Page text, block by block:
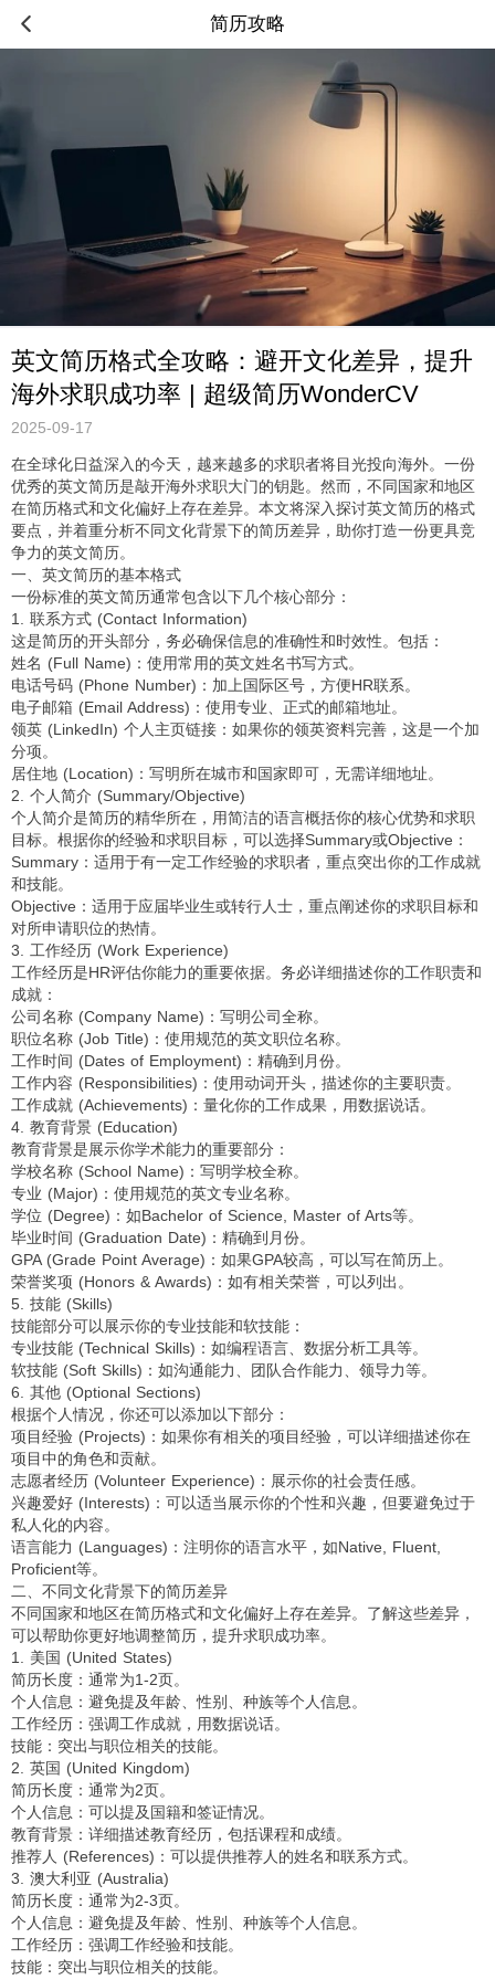
简历攻略
英文简历格式全攻略：避开文化差异，提升
海外求职成功率 | 超级简历WonderCV
2025-09-17
在全球化日益深入的今天，越来越多的求职者将目光投向海外。一份
优秀的英文简历是敲开海外求职大门的钥匙。然而，不同国家和地区
在简历格式和文化偏好上存在差异。本文将深入探讨英文简历的格式
要点，并着重分析不同文化背景下的简历差异，助你打造一份更具竞
争力的英文简历。
一、英文简历的基本格式
一份标准的英文简历通常包含以下几个核心部分：
1. 联系方式 (Contact Information)
这是简历的开头部分，务必确保信息的准确性和时效性。包括：
姓名 (Full Name)：使用常用的英文姓名书写方式。
电话号码 (Phone Number)：加上国际区号，方便HR联系。
电子邮箱 (Email Address)：使用专业、正式的邮箱地址。
领英 (LinkedIn) 个人主页链接：如果你的领英资料完善，这是一个加
分项。
居住地 (Location)：写明所在城市和国家即可，无需详细地址。
2. 个人简介 (Summary/Objective)
个人简介是简历的精华所在，用简洁的语言概括你的核心优势和求职
目标。根据你的经验和求职目标，可以选择Summary或Objective：
Summary：适用于有一定工作经验的求职者，重点突出你的工作成就
和技能。
Objective：适用于应届毕业生或转行人士，重点阐述你的求职目标和
对所申请职位的热情。
3. 工作经历 (Work Experience)
工作经历是HR评估你能力的重要依据。务必详细描述你的工作职责和
成就：
公司名称 (Company Name)：写明公司全称。
职位名称 (Job Title)：使用规范的英文职位名称。
工作时间 (Dates of Employment)：精确到月份。
工作内容 (Responsibilities)：使用动词开头，描述你的主要职责。
工作成就 (Achievements)：量化你的工作成果，用数据说话。
4. 教育背景 (Education)
教育背景是展示你学术能力的重要部分：
学校名称 (School Name)：写明学校全称。
专业 (Major)：使用规范的英文专业名称。
学位 (Degree)：如Bachelor of Science, Master of Arts等。
毕业时间 (Graduation Date)：精确到月份。
GPA (Grade Point Average)：如果GPA较高，可以写在简历上。
荣誉奖项 (Honors & Awards)：如有相关荣誉，可以列出。
5. 技能 (Skills)
技能部分可以展示你的专业技能和软技能：
专业技能 (Technical Skills)：如编程语言、数据分析工具等。
软技能 (Soft Skills)：如沟通能力、团队合作能力、领导力等。
6. 其他 (Optional Sections)
根据个人情况，你还可以添加以下部分：
项目经验 (Projects)：如果你有相关的项目经验，可以详细描述你在
项目中的角色和贡献。
志愿者经历 (Volunteer Experience)：展示你的社会责任感。
兴趣爱好 (Interests)：可以适当展示你的个性和兴趣，但要避免过于
私人化的内容。
语言能力 (Languages)：注明你的语言水平，如Native, Fluent,
Proficient等。
二、不同文化背景下的简历差异
不同国家和地区在简历格式和文化偏好上存在差异。了解这些差异，
可以帮助你更好地调整简历，提升求职成功率。
1. 美国 (United States)
简历长度：通常为1-2页。
个人信息：避免提及年龄、性别、种族等个人信息。
工作经历：强调工作成就，用数据说话。
技能：突出与职位相关的技能。
2. 英国 (United Kingdom)
简历长度：通常为2页。
个人信息：可以提及国籍和签证情况。
教育背景：详细描述教育经历，包括课程和成绩。
推荐人 (References)：可以提供推荐人的姓名和联系方式。
3. 澳大利亚 (Australia)
简历长度：通常为2-3页。
个人信息：避免提及年龄、性别、种族等个人信息。
工作经历：强调工作经验和技能。
技能：突出与职位相关的技能。